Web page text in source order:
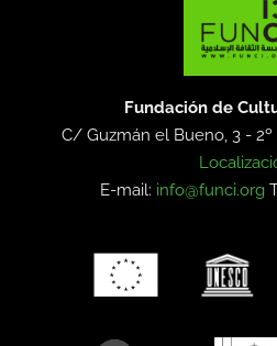
Fundación de
C/ Guzmán el Bueno, 3 -
E-mail: info@funci.org